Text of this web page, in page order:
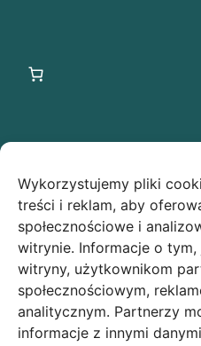
Wykorzystujemy pliki
treści i reklam, aby
społecznościowe i
witrynie. Informacje o
witryny, użytkownikom
społecznościowym,
analitycznym. Partnerzy
informacje z innymi
Świąteczna owsianka z
idealny przepis na Boże
Makowe ciasteczka low
Polityka prywatności